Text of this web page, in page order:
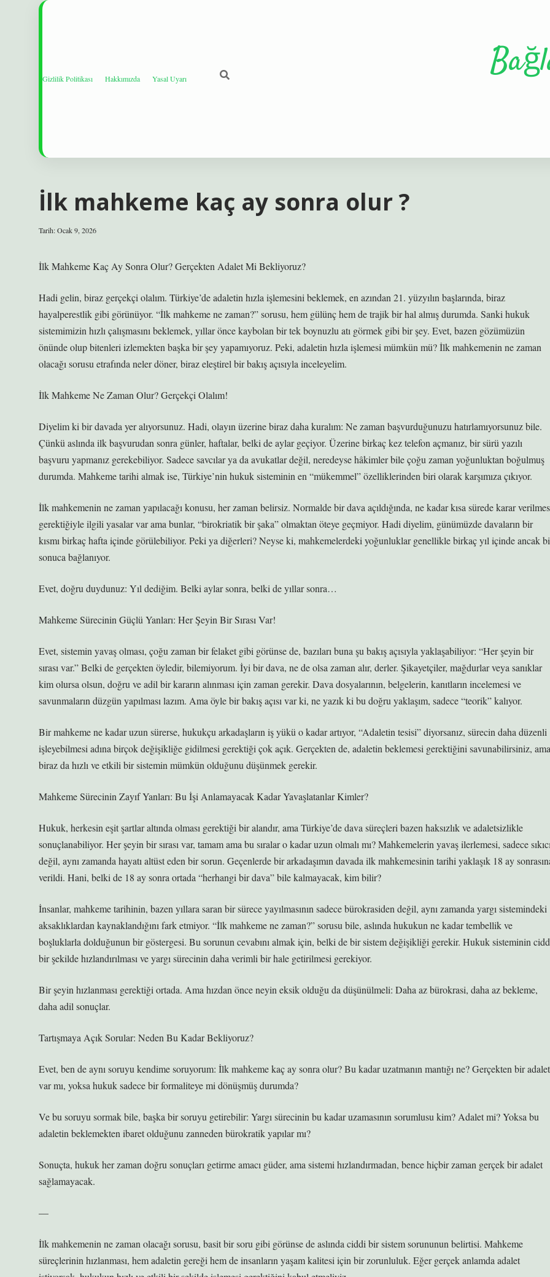
Gizlilik Politikası Hakkımızda Yasal Uyarı
İlk mahkeme kaç ay sonra olur ?
Tarih: Ocak 9, 2026
İlk Mahkeme Kaç Ay Sonra Olur? Gerçekten Adalet Mi Bekliyoruz?
Hadi gelin, biraz gerçekçi olalım. Türkiye’de adaletin hızla işlemesini beklemek, en azından 21. yüzyılın başlarında, biraz
hayalperestlik gibi görünüyor. “İlk mahkeme ne zaman?” sorusu, hem gülünç hem de trajik bir hal almış durumda. Sanki hukuk
sistemimizin hızlı çalışmasını beklemek, yıllar önce kaybolan bir tek boynuzlu atı görmek gibi bir şey. Evet, bazen gözümüzün
önünde olup bitenleri izlemekten başka bir şey yapamıyoruz. Peki, adaletin hızla işlemesi mümkün mü? İlk mahkemenin ne zaman
olacağı sorusu etrafında neler döner, biraz eleştirel bir bakış açısıyla inceleyelim.
İlk Mahkeme Ne Zaman Olur? Gerçekçi Olalım!
Diyelim ki bir davada yer alıyorsunuz. Hadi, olayın üzerine biraz daha kuralım: Ne zaman başvurduğunuzu hatırlamıyorsunuz bile.
Çünkü aslında ilk başvurudan sonra günler, haftalar, belki de aylar geçiyor. Üzerine birkaç kez telefon açmanız, bir sürü yazılı
başvuru yapmanız gerekebiliyor. Sadece savcılar ya da avukatlar değil, neredeyse hâkimler bile çoğu zaman yoğunluktan boğulmuş
durumda. Mahkeme tarihi almak ise, Türkiye’nin hukuk sisteminin en “mükemmel” özelliklerinden biri olarak karşımıza çıkıyor.
İlk mahkemenin ne zaman yapılacağı konusu, her zaman belirsiz. Normalde bir dava açıldığında, ne kadar kısa sürede karar
gerektiğiyle ilgili yasalar var ama bunlar, “birokriatik bir şaka” olmaktan öteye geçmiyor. Hadi diyelim, günümüzde davaların bir
kısmı birkaç hafta içinde görülebiliyor. Peki ya diğerleri? Neyse ki, mahkemelerdeki yoğunluklar genellikle birkaç yıl içinde ancak
sonuca bağlanıyor.
Evet, doğru duydunuz: Yıl dediğim. Belki aylar sonra, belki de yıllar sonra…
Mahkeme Sürecinin Güçlü Yanları: Her Şeyin Bir Sırası Var!
Evet, sistemin yavaş olması, çoğu zaman bir felaket gibi görünse de, bazıları buna şu bakış açısıyla yaklaşabiliyor: “Her şeyin bir
sırası var.” Belki de gerçekten öyledir, bilemiyorum. İyi bir dava, ne de olsa zaman alır, derler. Şikayetçiler, mağdurlar veya sanıklar
kim olursa olsun, doğru ve adil bir kararın alınması için zaman gerekir. Dava dosyalarının, belgelerin, kanıtların incelemesi ve
savunmaların düzgün yapılması lazım. Ama öyle bir bakış açısı var ki, ne yazık ki bu doğru yaklaşım, sadece “teorik” kalıyor.
Bir mahkeme ne kadar uzun sürerse, hukukçu arkadaşların iş yükü o kadar artıyor, “Adaletin tesisi” diyorsanız, sürecin daha düzenli
işleyebilmesi adına birçok değişikliğe gidilmesi gerektiği çok açık. Gerçekten de, adaletin beklemesi gerektiğini savunabilirsiniz, ama
biraz da hızlı ve etkili bir sistemin mümkün olduğunu düşünmek gerekir.
Mahkeme Sürecinin Zayıf Yanları: Bu İşi Anlamayacak Kadar Yavaşlatanlar Kimler?
Hukuk, herkesin eşit şartlar altında olması gerektiği bir alandır, ama Türkiye’de dava süreçleri bazen haksızlık ve adaletsizlikle
sonuçlanabiliyor. Her şeyin bir sırası var, tamam ama bu sıralar o kadar uzun olmalı mı? Mahkemelerin yavaş ilerlemesi, sadece
değil, aynı zamanda hayatı altüst eden bir sorun. Geçenlerde bir arkadaşımın davada ilk mahkemesinin tarihi yaklaşık 18 ay
verildi. Hani, belki de 18 ay sonra ortada “herhangi bir dava” bile kalmayacak, kim bilir?
İnsanlar, mahkeme tarihinin, bazen yıllara saran bir sürece yayılmasının sadece bürokrasiden değil, aynı zamanda yargı sistemindeki
aksaklıklardan kaynaklandığını fark etmiyor. “İlk mahkeme ne zaman?” sorusu bile, aslında hukukun ne kadar tembellik ve
boşluklarla dolduğunun bir göstergesi. Bu sorunun cevabını almak için, belki de bir sistem değişikliği gerekir. Hukuk sisteminin
bir şekilde hızlandırılması ve yargı sürecinin daha verimli bir hale getirilmesi gerekiyor.
Bir şeyin hızlanması gerektiği ortada. Ama hızdan önce neyin eksik olduğu da düşünülmeli: Daha az bürokrasi, daha az bekleme,
daha adil sonuçlar.
Tartışmaya Açık Sorular: Neden Bu Kadar Bekliyoruz?
Evet, ben de aynı soruyu kendime soruyorum: İlk mahkeme kaç ay sonra olur? Bu kadar uzatmanın mantığı ne? Gerçekten bir adalet
var mı, yoksa hukuk sadece bir formaliteye mi dönüşmüş durumda?
Ve bu soruyu sormak bile, başka bir soruyu getirebilir: Yargı sürecinin bu kadar uzamasının sorumlusu kim? Adalet mi? Yoksa bu
adaletin beklemekten ibaret olduğunu zanneden bürokratik yapılar mı?
Sonuçta, hukuk her zaman doğru sonuçları getirme amacı güder, ama sistemi hızlandırmadan, bence hiçbir zaman gerçek bir adalet
sağlamayacak.
—
İlk mahkemenin ne zaman olacağı sorusu, basit bir soru gibi görünse de aslında ciddi bir sistem sorununun belirtisi. Mahkeme
süreçlerinin hızlanması, hem adaletin gereği hem de insanların yaşam kalitesi için bir zorunluluk. Eğer gerçek anlamda adalet